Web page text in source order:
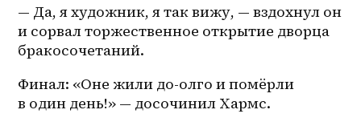
— Да, я художник, я так вижу, — вздохнул он
и сорвал торжественное открытие дворца
бракосочетаний.
Финал: «Оне жили до-олго и помёрли
в один день!» — досочинил Хармс.